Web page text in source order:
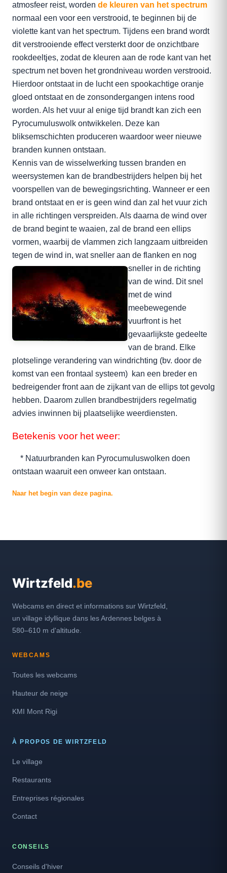
atmosfeer reist, worden de kleuren van het spectrum
normaal een voor een verstrooid, te beginnen bij de
violette kant van het spectrum. Tijdens een brand wordt
dit verstrooiende effect versterkt door de onzichtbare
rookdeeltjes, zodat de kleuren aan de rode kant van het
spectrum net boven het grondniveau worden verstrooid.
Hierdoor ontstaat in de lucht een spookachtige oranje
gloed ontstaat en de zonsondergangen intens rood
worden. Als het vuur al enige tijd brandt kan zich een
Pyrocumuluswolk ontwikkelen. Deze kan
bliksemschichten produceren waardoor weer nieuwe
branden kunnen ontstaan.
Kennis van de wisselwerking tussen branden en
weersystemen kan de brandbestrijders helpen bij het
voorspellen van de bewegingsrichting. Wanneer er een
brand ontstaat en er is geen wind dan zal het vuur zich
in alle richtingen verspreiden. Als daarna de wind over
de brand begint te waaien, zal de brand een ellips
vormen, waarbij de vlammen zich langzaam uitbreiden
tegen de wind in, wat sneller aan de flanken en nog
sneller in de richting
van de wind. Dit snel
met de wind
meebewegende
vuurfront is het
gevaarlijkste gedeelte
van de brand. Elke
plotselinge verandering van windrichting (bv. door de
komst van een frontaal systeem) kan een breder en
bedreigender front aan de zijkant van de ellips tot gevolg
hebben. Daarom zullen brandbestrijders regelmatig
advies inwinnen bij plaatselijke weerdiensten.
Betekenis voor het weer:
* Natuurbranden kan Pyrocumuluswolken doen
ontstaan waaruit een onweer kan ontstaan.
Naar het begin van deze pagina.
Wirtzfeld.be
Webcams en direct et informations sur Wirtzfeld,
un village idyllique dans les Ardennes belges à
580–610 m d'altitude.
WEBCAMS
Toutes les webcams
Hauteur de neige
KMI Mont Rigi
À PROPOS DE WIRTZFELD
Le village
Restaurants
Entreprises régionales
Contact
CONSEILS
Conseils d'hiver